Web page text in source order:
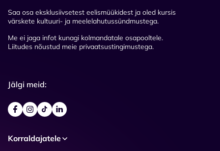
Saa osa eksklusiivsetest eelismüükidest ja oled kursis
värskete kultuuri- ja meelelahutussündmustega.
Me ei jaga infot kunagi kolmandatale osapooltele.
Liitudes nõustud meie privaatsustingimustega.
Jälgi meid:
Korraldajatele